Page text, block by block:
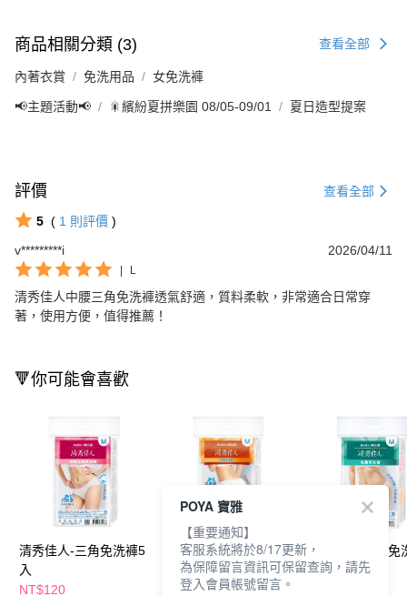
商品相關分類 (3) 查看全部
內著衣賞 免洗用品 女免洗褲
📢主題活動📢 🎇繽紛夏拼樂園 08/05-09/01 夏日造型提案
評價 查看全部
5 ( 1 則評價 )
v*********i
2026/04/11
L
清秀佳人中腰三角免洗褲透氣舒適，質料柔軟，非常適合日常穿
著，使用方便，值得推薦！
🔻你可能會喜歡
清秀佳人-三角免洗褲5
入
NT$120
清秀佳人-四角免洗褲3
NT$90
清秀佳人-低腰免
入
POYA 寶雅
【重要通知】
客服系統將於8/17更新，
為保障留言資訊可保留查詢，請先
登入會員帳號留言。